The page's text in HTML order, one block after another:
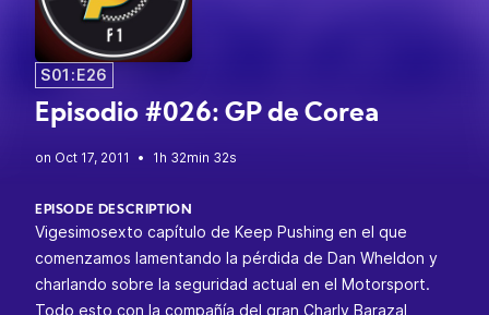
S01:E26
Episodio #026: GP de Corea
• 1h 32min 32s
EPISODE DESCRIPTION
Vigesimosexto capítulo de Keep Pushing en el que
comenzamos lamentando la pérdida de Dan Wheldon y
charlando sobre la seguridad actual en el Motorsport.
Todo esto con la compañía del gran Charly Barazal